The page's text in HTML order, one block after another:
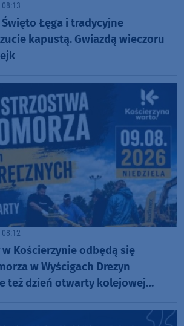
Łęga i tradycyjne
kapustą. Gwiazdą wieczoru
w Kościerzynie odbędą się
w Wyścigach Drezyn
też dzień otwarty kolejowej